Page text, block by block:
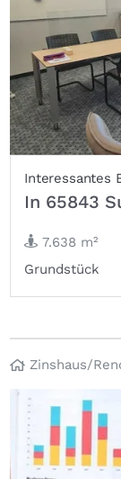
In 65843
7.638 m²
Grundstück
Zinshaus/